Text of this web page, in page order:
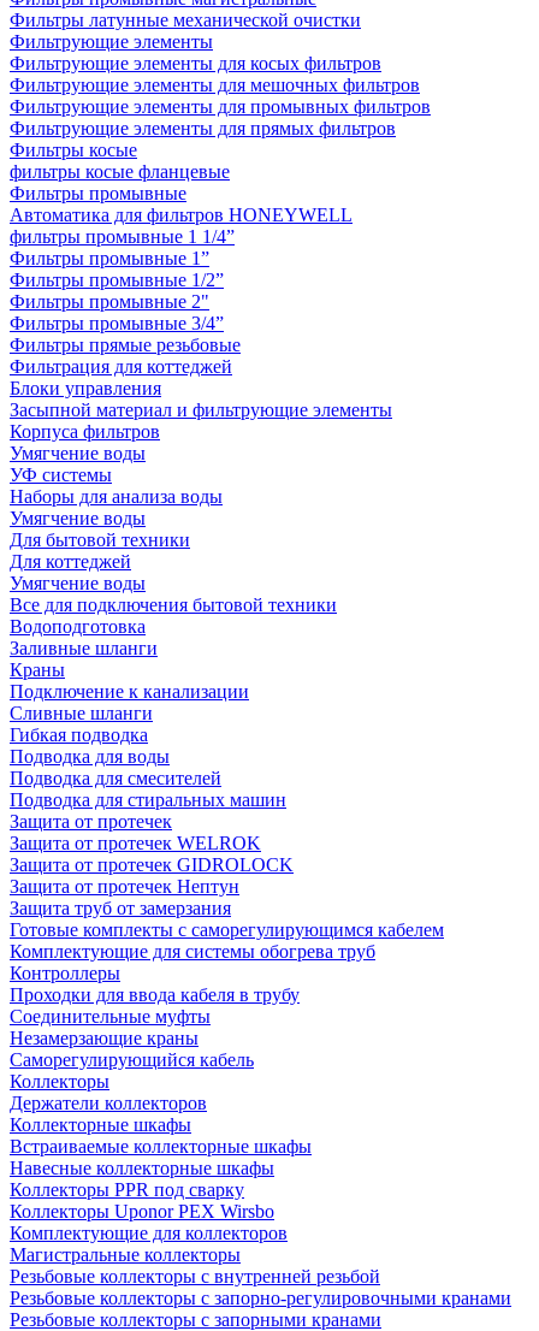
Фильтры латунные механической очистки
Фильтрующие элементы
Фильтрующие элементы для косых фильтров
Фильтрующие элементы для мешочных фильтров
Фильтрующие элементы для промывных фильтров
Фильтрующие элементы для прямых фильтров
Фильтры косые
фильтры косые фланцевые
Фильтры промывные
Автоматика для фильтров HONEYWELL
фильтры промывные 1 1/4”
Фильтры промывные 1”
Фильтры промывные 1/2”
Фильтры промывные 2"
Фильтры промывные 3/4”
Фильтры прямые резьбовые
Фильтрация для коттеджей
Блоки управления
Засыпной материал и фильтрующие элементы
Корпуса фильтров
Умягчение воды
УФ системы
Наборы для анализа воды
Умягчение воды
Для бытовой техники
Для коттеджей
Умягчение воды
Все для подключения бытовой техники
Водоподготовка
Заливные шланги
Краны
Подключение к канализации
Сливные шланги
Гибкая подводка
Подводка для воды
Подводка для смесителей
Подводка для стиральных машин
Защита от протечек
Защита от протечек WELROK
Защита от протечек GIDROLOCK
Защита от протечек Нептун
Защита труб от замерзания
Готовые комплекты с саморегулирующимся кабелем
Комплектующие для системы обогрева труб
Контроллеры
Проходки для ввода кабеля в трубу
Соединительные муфты
Незамерзающие краны
Саморегулирующийся кабель
Коллекторы
Держатели коллекторов
Коллекторные шкафы
Встраиваемые коллекторные шкафы
Навесные коллекторные шкафы
Коллекторы PPR под сварку
Коллекторы Uponor PEX Wirsbo
Комплектующие для коллекторов
Магистральные коллекторы
Резьбовые коллекторы с внутренней резьбой
Резьбовые коллекторы с запорно-регулировочными кранами
Резьбовые коллекторы с запорными кранами